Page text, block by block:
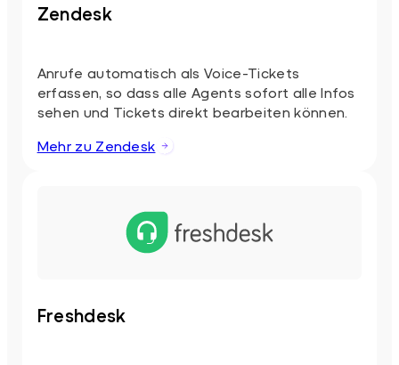
Zendesk
Anrufe automatisch als Voice-Tickets
erfassen, so dass alle Agents sofort alle Infos
sehen und Tickets direkt bearbeiten können.
Mehr zu Zendesk
Freshdesk